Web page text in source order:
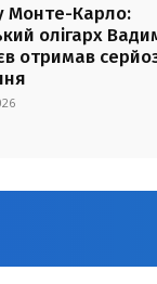
Монте-Карло:
олігарх
отримав